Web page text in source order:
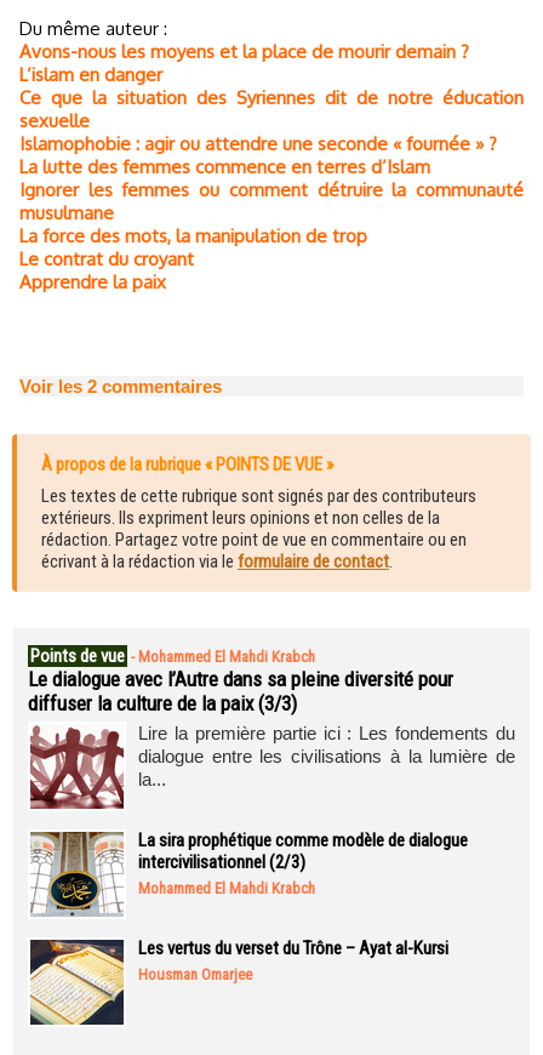
Du même auteur :
Avons-nous les moyens et la place de mourir demain ?
L’islam en danger
Ce que la situation des Syriennes dit de notre éducation
sexuelle
Islamophobie : agir ou attendre une seconde « fournée » ?
La lutte des femmes commence en terres d’Islam
Ignorer les femmes ou comment détruire la communauté
musulmane
La force des mots, la manipulation de trop
Le contrat du croyant
Apprendre la paix
Voir les 2 commentaires
À propos de la rubrique « POINTS DE VUE »
Les textes de cette rubrique sont signés par des contributeurs
extérieurs. Ils expriment leurs opinions et non celles de la
rédaction. Partagez votre point de vue en commentaire ou en
écrivant à la rédaction via le formulaire de contact.
Points de vue - Mohammed El Mahdi Krabch
Le dialogue avec l’Autre dans sa pleine diversité pour
diffuser la culture de la paix (3/3)
Lire la première partie ici : Les fondements du
dialogue entre les civilisations à la lumière de
la...
La sira prophétique comme modèle de dialogue
intercivilisationnel (2/3)
Mohammed El Mahdi Krabch
Les vertus du verset du Trône – Ayat al-Kursi
Housman Omarjee